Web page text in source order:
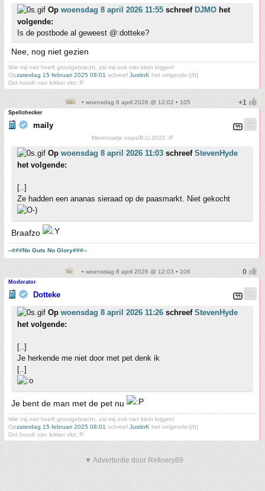
Op woensdag 8 april 2026 11:55 schreef DJMO het
volgende:
Is de postbode al geweest @:dotteke?
Nee, nog niet gezien
Wie mij niet heeft grootgebracht, zal mij ook niet klein krijgen!
Opzaterdag 15 februari 2025 08:01 schreef JustinK het volgende:[/b]
Dot houdt van lekker vlot :P
• woensdag 8 april 2026 @ 12:02 • 105
Spellchecker
maily
Mevrouwtje oeps/B.U.2022 :P
Op woensdag 8 april 2026 11:03 schreef StevenHyde
het volgende:
[..]
Ze hadden een ananas sieraad op de paasmarkt. Niet gekocht
Braafzo
--###No Guts No Glory###--
• woensdag 8 april 2026 @ 12:03 • 106
Moderator
Dotteke
Op woensdag 8 april 2026 11:26 schreef StevenHyde
het volgende:
[..]
Je herkende me niet door met pet denk ik
[..]
Je bent de man met de pet nu
Wie mij niet heeft grootgebracht, zal mij ook niet klein krijgen!
Opzaterdag 15 februari 2025 08:01 schreef JustinK het volgende:[/b]
Dot houdt van lekker vlot :P
▼ Advertentie door Refinery89